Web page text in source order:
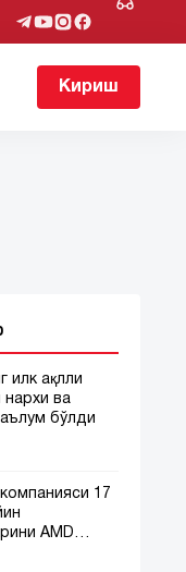
Кириш
илк ақлли
нархи ва
бўлди
17
AMD
ўтказди